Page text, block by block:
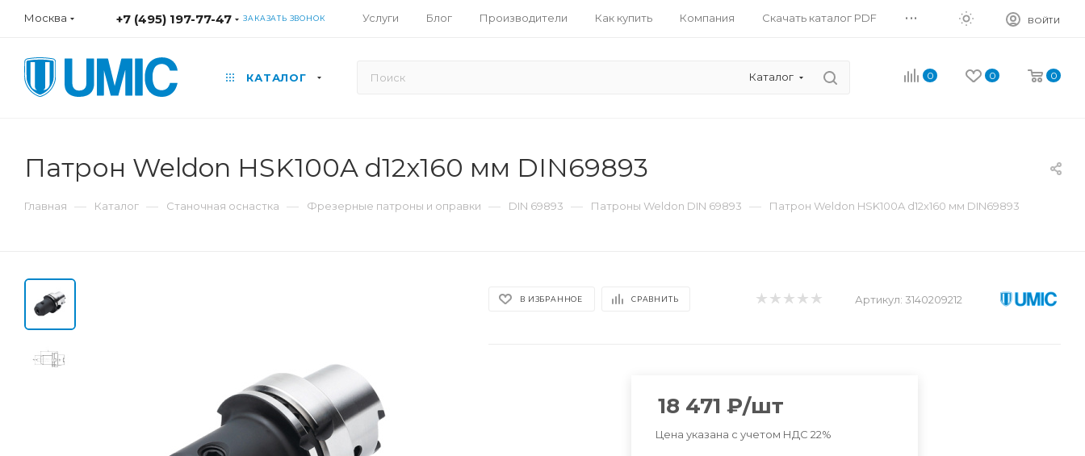
Москва +7 (495) 197-77-47 ЗАКАЗАТЬ ЗВОНОК Услуги Блог Производители Как купить Компания Скачать каталог PDF ... ВОЙТИ
КАТАЛОГ Каталог 0 0 0
Патрон Weldon HSK100A d12x160 мм DIN69893
Главная — Каталог — Станочная оснастка — Фрезерные патроны и оправки — DIN 69893 — Патроны Weldon DIN 69893 — Патрон Weldon HSK100A d12x160 мм DIN69893
В ИЗБРАННОЕ СРАВНИТЬ Артикул: 3140209212
18 471 ₽/шт
Цена указана с учетом НДС 22%